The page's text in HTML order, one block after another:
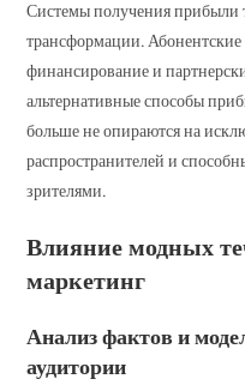
Системы получения прибыли
трансформации.
финансирование и
альтернативные способы
больше не опираются на
распространителей и
зрителями.
Влияние модных
маркетинг
Анализ фактов и
аудитории